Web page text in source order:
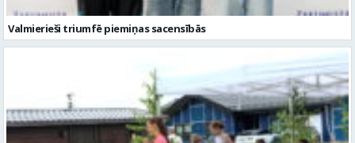
Valmierieši triumfē piemiņas sacensībās